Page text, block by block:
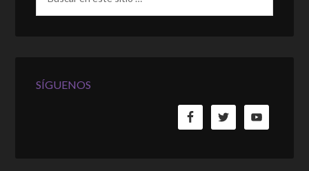
SÍGUENOS